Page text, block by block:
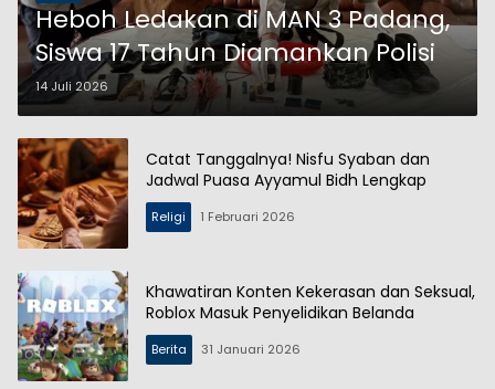
Heboh Ledakan di MAN 3 Padang,
Siswa 17 Tahun Diamankan Polisi
14 Juli 2026
Catat Tanggalnya! Nisfu Syaban dan
Jadwal Puasa Ayyamul Bidh Lengkap
Religi 1 Februari 2026
Khawatiran Konten Kekerasan dan Seksual,
Roblox Masuk Penyelidikan Belanda
Berita 31 Januari 2026